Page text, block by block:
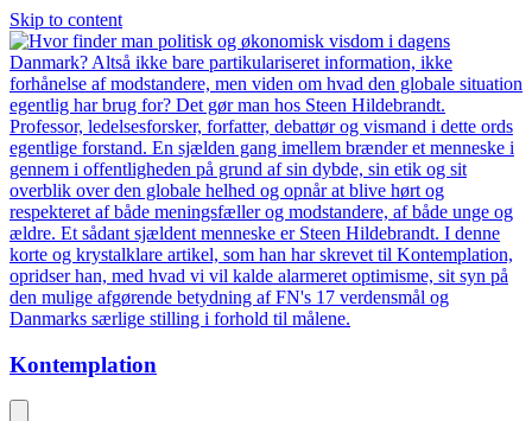
Skip to content
Kontemplation